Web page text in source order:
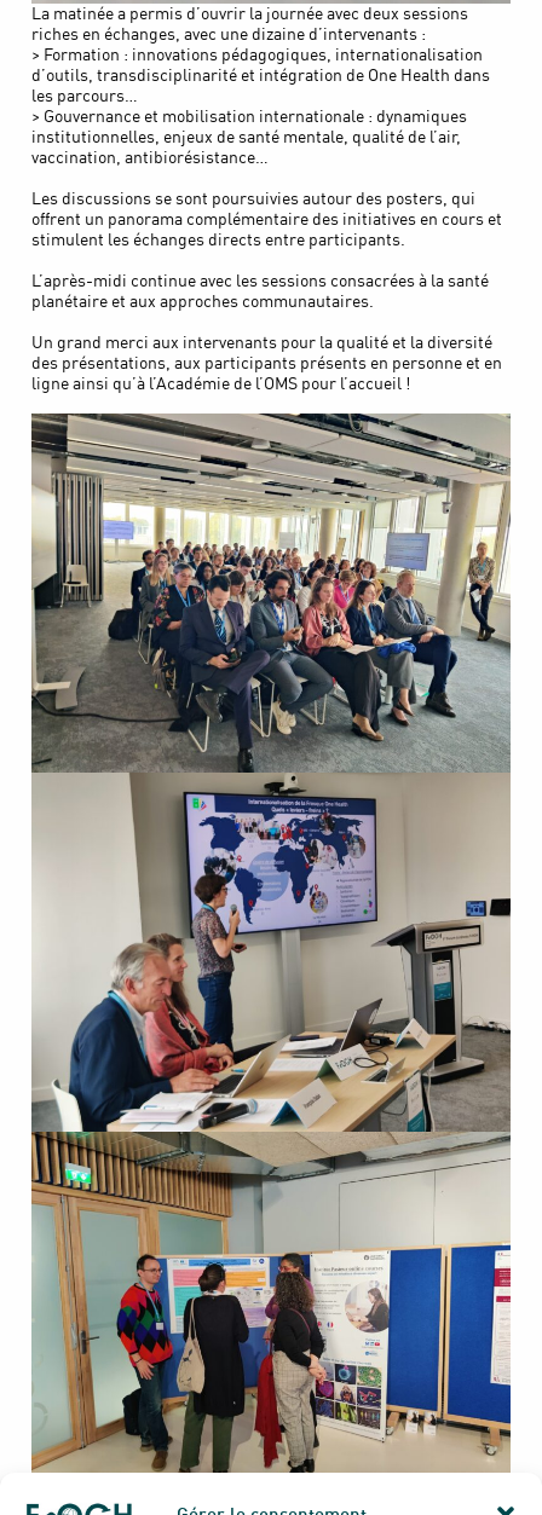
La matinée a permis d’ouvrir la journée avec deux sessions
riches en échanges, avec une dizaine d’intervenants :
> Formation : innovations pédagogiques, internationalisation
d’outils, transdisciplinarité et intégration de One Health dans
les parcours…
> Gouvernance et mobilisation internationale : dynamiques
institutionnelles, enjeux de santé mentale, qualité de l’air,
vaccination, antibiorésistance…
Les discussions se sont poursuivies autour des posters, qui
offrent un panorama complémentaire des initiatives en cours et
stimulent les échanges directs entre participants.
L’après-midi continue avec les sessions consacrées à la santé
planétaire et aux approches communautaires.
Un grand merci aux intervenants pour la qualité et la diversité
des présentations, aux participants présents en personne et en
ligne ainsi qu’à l’Académie de l’OMS pour l’accueil !